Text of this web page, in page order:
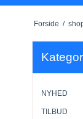
Forside /
NYHED
TILBUD